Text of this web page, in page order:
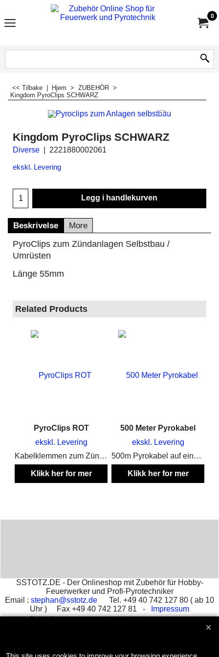
0
<< Tilbake Hjem > ZUBEHÖR >
Kingdom PyroClips SCHWARZ
Kingdom PyroClips SCHWARZ
Diverse 2221880002061
ekskl. Levering
Legg i handlekurven
Beskrivelse More
PyroClips zum Zündanlagen Selbstbau /
Umrüsten
Länge 55mm
Related Products
PyroClips ROT
ekskl. Levering
Kabelklemmen zum Zündanlagen selbstbau
Klikk her for mer
500 Meter Pyrokabel
ekskl. Levering
500m Pyrokabel auf einer stabilen Rolle, zum verlängern von Elektrozündern
Klikk her for mer
SSTOTZ.DE - Der Onlineshop mit Zubehör für Hobby-
Feuerwerker und Profi-Pyrotechniker
Email : stephan@sstotz.de Tel. +49 40 742 127 80 ( ab 10
Uhr ) Fax +49 40 742 127 81 -
Impressum
fuegos